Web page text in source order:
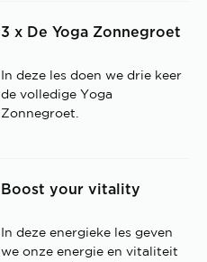
3 x De Yoga Zonnegroet
In deze les doen we drie keer
de volledige Yoga
Zonnegroet.
Boost your vitality
In deze energieke les geven
we onze energie en vitaliteit